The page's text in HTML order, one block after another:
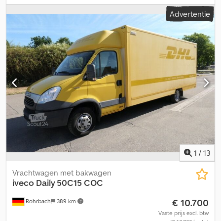
overbrenging:mechanisch, emissieklasse:Euro 6, ophanging:
staal, aantal zitplaatsen:3, Uitrusting:ABS, airbag,
airconditioning, boordcomputer, centrale vergrendeling,
roetfilter, 1__ Iveco Daily Koffer, 2__ Radio, 3__ Laadklep, 4__
Schakelbak. Telefonisch bereikbaar van maandag tot en met
vrijdag tot 20:00 uur en op zaterdag tot 16:00 uur!! Meer
informatie:!! Leasing/financiering en inruil mogelijk!!
Dkodpfxoywtb No Acder !! !! - Fouten en tussentijdse verkoop
voorbehouden!! - Alle informatie zonder garantie.
Advertentie
1 / 13
Rohrbach 389 km
Vrachtwagen met bakwagen
iveco Daily 50C15 COC
€ 10.700
Vaste prijs excl. btw